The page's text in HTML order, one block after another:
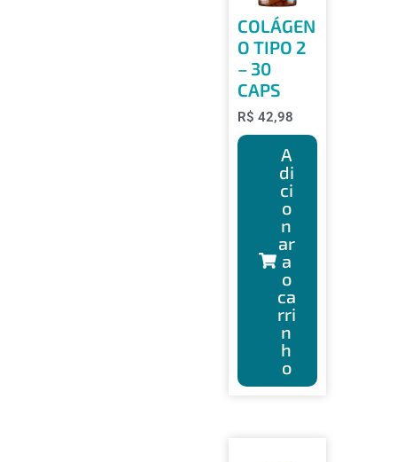
COLÁGEN
O TIPO 2
– 30
CAPS
R$ 42,98
A
di
ci
o
n
ar
a
o
ca
rri
n
h
o